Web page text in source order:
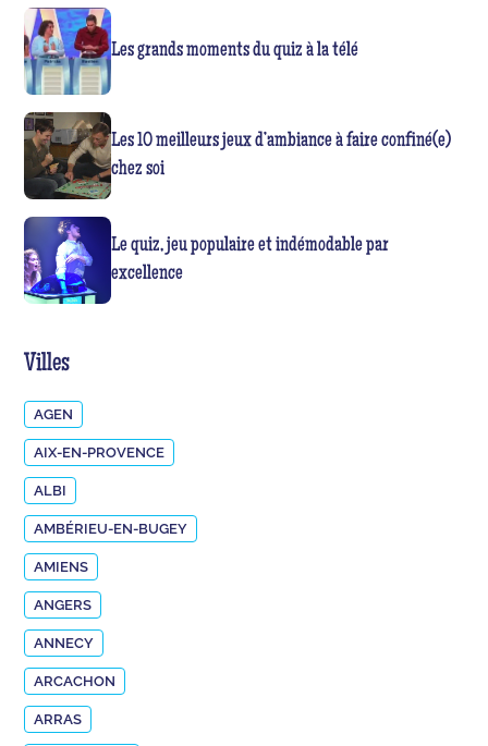
Les grands moments du quiz à la télé
Les 10 meilleurs jeux d’ambiance à faire confiné(e)
chez soi
Le quiz, jeu populaire et indémodable par
excellence
Villes
AGEN
AIX-EN-PROVENCE
ALBI
AMBÉRIEU-EN-BUGEY
AMIENS
ANGERS
ANNECY
ARCACHON
ARRAS